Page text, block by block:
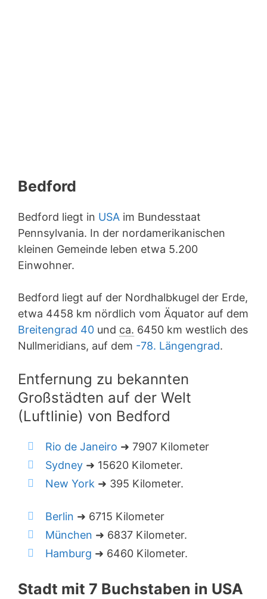
Bedford
Bedford liegt in USA im Bundesstaat
Pennsylvania. In der nordamerikanischen
kleinen Gemeinde leben etwa 5.200
Einwohner.
Bedford liegt auf der Nordhalbkugel der Erde,
etwa 4458 km nördlich vom Äquator auf dem
Breitengrad 40 und ca. 6450 km westlich des
Nullmeridians, auf dem -78. Längengrad.
Entfernung zu bekannten
Großstädten auf der Welt
(Luftlinie) von Bedford
Rio de Janeiro ➜ 7907 Kilometer
Sydney ➜ 15620 Kilometer.
New York ➜ 395 Kilometer.
Berlin ➜ 6715 Kilometer
München ➜ 6837 Kilometer.
Hamburg ➜ 6460 Kilometer.
Stadt mit 7 Buchstaben in USA